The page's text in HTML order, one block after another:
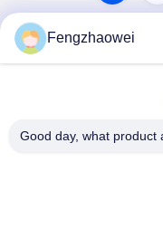
Fengzhaowei
Good day, what product